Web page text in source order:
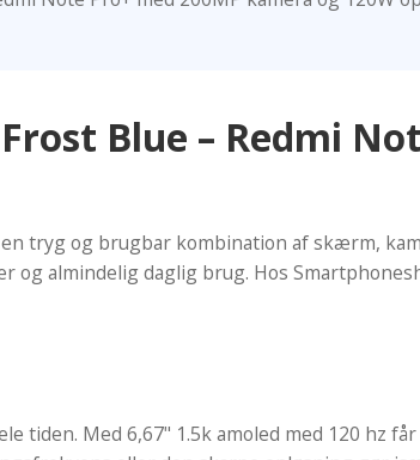
Blue – Redmi
tryg og brugbar kombination af skærm,
almindelig daglig brug. Hos
Med 6,67" 1.5k amoled med 120 hz